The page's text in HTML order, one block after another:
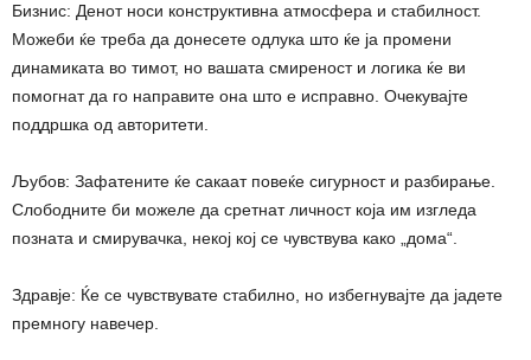
Бизнис: Денот носи конструктивна атмосфера и стабилност.
Можеби ќе треба да донесете одлука што ќе ја промени
динамиката во тимот, но вашата смиреност и логика ќе ви
помогнат да го направите она што е исправно. Очекувајте
поддршка од авторитети.
Љубов: Зафатените ќе сакаат повеќе сигурност и разбирање.
Слободните би можеле да сретнат личност која им изгледа
позната и смирувачка, некој кој се чувствува како „дома“.
Здравје: Ќе се чувствувате стабилно, но избегнувајте да јадете
премногу навечер.